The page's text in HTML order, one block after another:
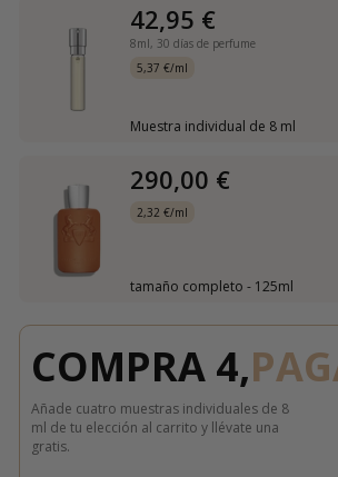
42,95 €
8ml, 30 días de perfume
5,37 €/ml
Muestra individual de 8 ml
290,00 €
2,32 €/ml
tamaño completo - 125ml
COMPRA 4,
Añade cuatro muestras individuales de 8
ml de tu elección al carrito y llévate una
gratis.